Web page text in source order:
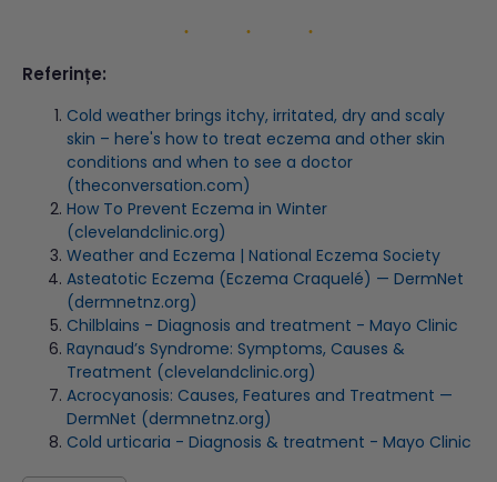
Referințe:
Cold weather brings itchy, irritated, dry and scaly
skin – here's how to treat eczema and other skin
conditions and when to see a doctor
(theconversation.com)
How To Prevent Eczema in Winter
(clevelandclinic.org)
Weather and Eczema | National Eczema Society
Asteatotic Eczema (Eczema Craquelé) — DermNet
(dermnetnz.org)
Chilblains - Diagnosis and treatment - Mayo Clinic
Raynaud’s Syndrome: Symptoms, Causes &
Treatment (clevelandclinic.org)
Acrocyanosis: Causes, Features and Treatment —
DermNet (dermnetnz.org)
Cold urticaria - Diagnosis & treatment - Mayo Clinic